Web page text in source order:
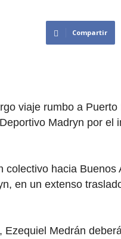
Compartir
viaje rumbo a Puerto
Deportivo Madryn por el
colectivo hacia
en un extenso
Ezequiel Medrán